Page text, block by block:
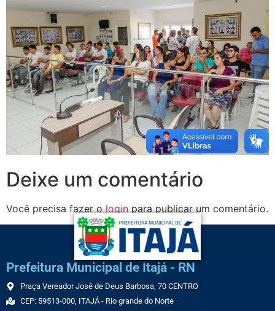
Deixe um comentário
Você precisa fazer ologinpara publicar um comentário.
Prefeitura Municipal de Itajá - RN
Praça Vereador José de Deus Barbosa, 70 CENTRO
CEP: 59513-000, ITAJÁ - Rio grande do Norte